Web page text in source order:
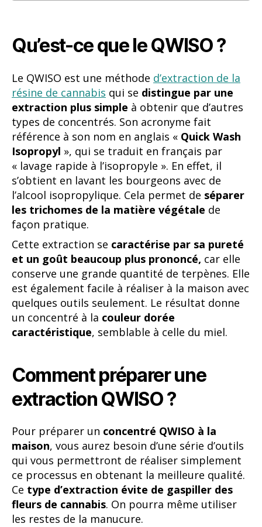
Qu’est-ce que le QWISO ?
Le QWISO est une méthode d’extraction de la
résine de cannabis qui se distingue par une
extraction plus simple à obtenir que d’autres
types de concentrés. Son acronyme fait
référence à son nom en anglais « Quick Wash
Isopropyl », qui se traduit en français par
« lavage rapide à l’isopropyle ». En effet, il
s’obtient en lavant les bourgeons avec de
l’alcool isopropylique. Cela permet de séparer
les trichomes de la matière végétale de
façon pratique.
Cette extraction se caractérise par sa pureté
et un goût beaucoup plus prononcé, car elle
conserve une grande quantité de terpènes. Elle
est également facile à réaliser à la maison avec
quelques outils seulement. Le résultat donne
un concentré à la couleur dorée
caractéristique, semblable à celle du miel.
Comment préparer une
extraction QWISO ?
Pour préparer un concentré QWISO à la
maison, vous aurez besoin d’une série d’outils
qui vous permettront de réaliser simplement
ce processus en obtenant la meilleure qualité.
Ce type d’extraction évite de gaspiller des
fleurs de cannabis. On pourra même utiliser
les restes de la manucure.